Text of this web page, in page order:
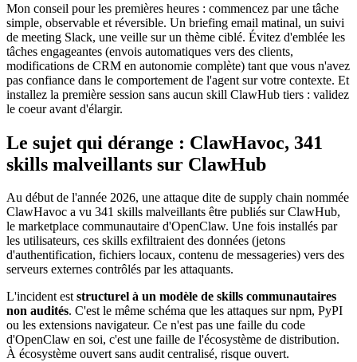
Mon conseil pour les premières heures : commencez par une tâche
simple, observable et réversible. Un briefing email matinal, un suivi
de meeting Slack, une veille sur un thème ciblé. Évitez d'emblée les
tâches engageantes (envois automatiques vers des clients,
modifications de CRM en autonomie complète) tant que vous n'avez
pas confiance dans le comportement de l'agent sur votre contexte. Et
installez la première session sans aucun skill ClawHub tiers : validez
le coeur avant d'élargir.
Le sujet qui dérange : ClawHavoc, 341
skills malveillants sur ClawHub
Au début de l'année 2026, une attaque dite de supply chain nommée
ClawHavoc a vu 341 skills malveillants être publiés surClawHub,
le marketplace communautaire d'OpenClaw. Une fois installés par
les utilisateurs, ces skills exfiltraient des données (jetons
d'authentification, fichiers locaux, contenu de messageries) vers des
serveurs externes contrôlés par les attaquants.
L'incident eststructurel à un modèle de skills communautaires
non audités. C'est le même schéma que les attaques surnpm, PyPI
ou les extensions navigateur. Ce n'est pas une faille du code
d'OpenClaw en soi, c'est une faille de l'écosystème de distribution.
À écosystème ouvert sans audit centralisé, risque ouvert.